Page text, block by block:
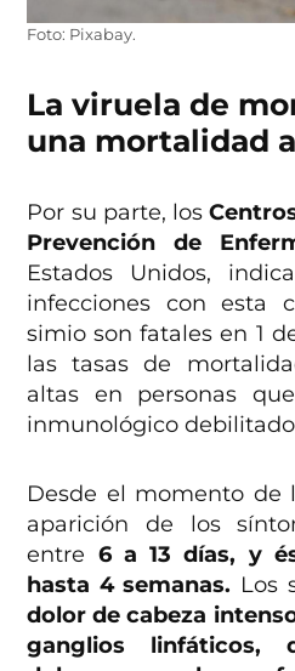
Foto: Pixabay.
La viruela de
una mortalidad
Por su parte, los
Prevención de
Estados Unidos,
infecciones con esta
simio son fatales en 1
las tasas de
altas en personas
inmunológico
Desde el momento de
aparición de los
entre 6 a 13 días, y
hasta 4 semanas. Los
dolor de cabeza
ganglios linfáticos,